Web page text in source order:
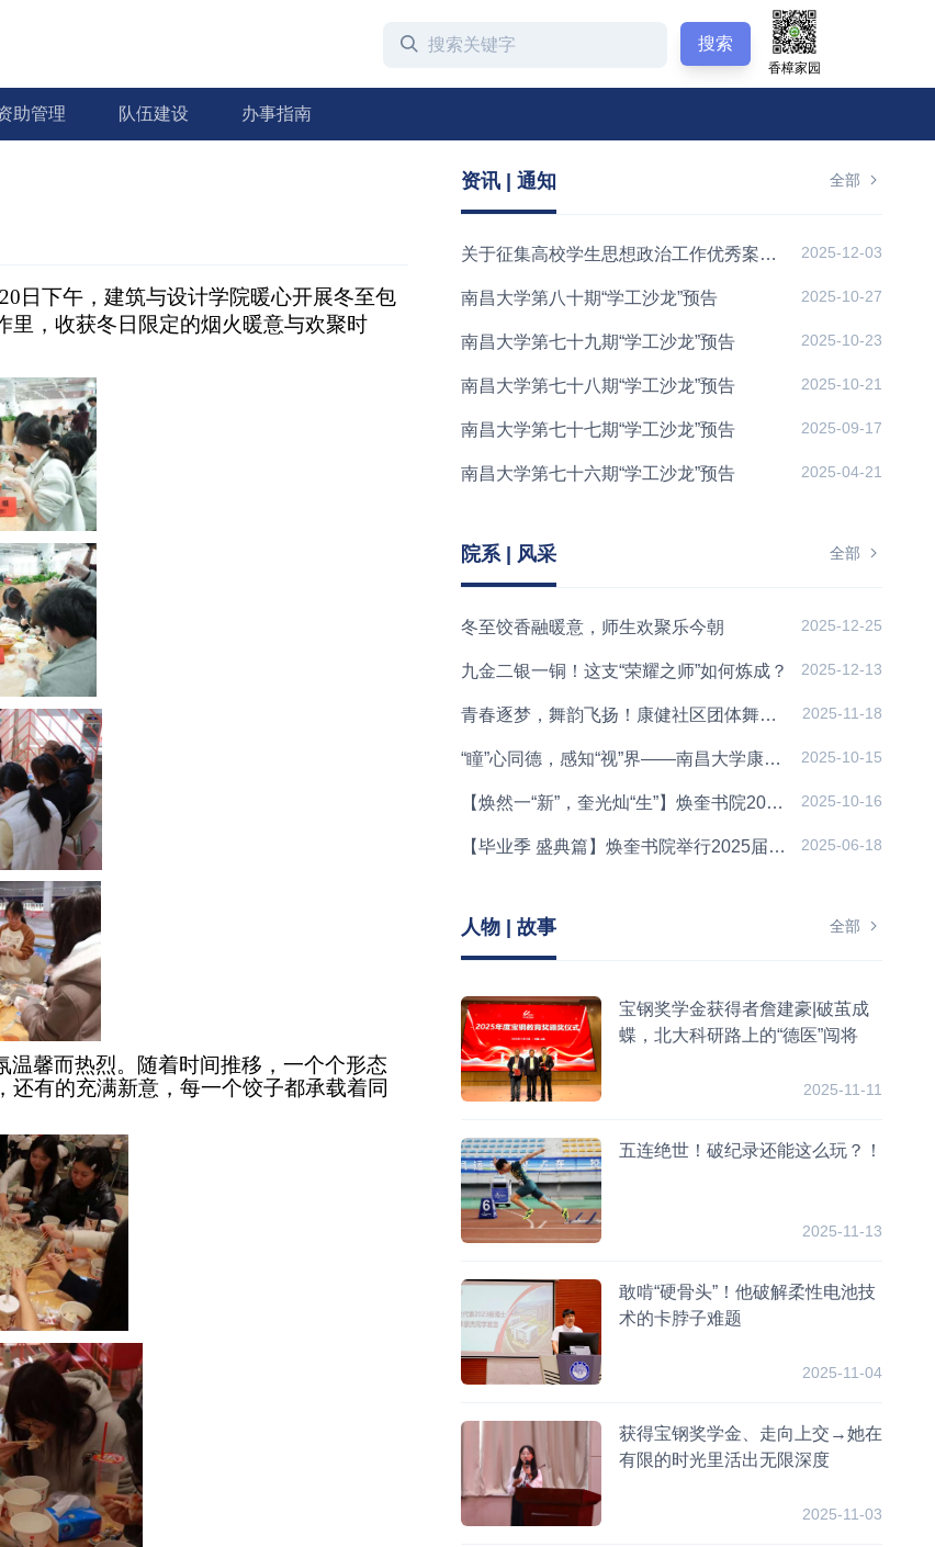
搜索
香樟家园
助管理 队伍建设 办事指南
日下午，建筑与设计学院暖心开展冬至包
里，收获冬日限定的烟火暖意与欢聚时
馨而热烈。随着时间推移，一个个形态
有的充满新意，每一个饺子都承载着同
资讯 | 通知 全部
关于征集高校学生思想政治工作优秀案例的通知 2025-12-03
南昌大学第八十期“学工沙龙”预告 2025-10-27
南昌大学第七十九期“学工沙龙”预告 2025-10-23
南昌大学第七十八期“学工沙龙”预告 2025-10-21
南昌大学第七十七期“学工沙龙”预告 2025-09-17
南昌大学第七十六期“学工沙龙”预告 2025-04-21
院系 | 风采 全部
冬至饺香融暖意，师生欢聚乐今朝 2025-12-25
九金二银一铜！这支“荣耀之师”如何炼成？ 2025-12-13
青春逐梦，舞韵飞扬！康健社区团体舞大赛圆满落幕 2025-11-18
“瞳”心同德，感知“视”界——南昌大学康健社区暨眼视光学院第... 2025-10-15
【焕然一“新”，奎光灿“生”】焕奎书院2025级临床卓越创新... 2025-10-16
【毕业季 盛典篇】焕奎书院举行2025届首届毕业生毕业典礼 2025-06-18
人物 | 故事 全部
宝钢奖学金获得者詹建豪|破茧成
蝶，北大科研路上的“德医”闯将
2025-11-11
五连绝世！破纪录还能这么玩？！
2025-11-13
敢啃“硬骨头”！他破解柔性电池技
术的卡脖子难题
2025-11-04
获得宝钢奖学金、走向上交→她在
有限的时光里活出无限深度
2025-11-03